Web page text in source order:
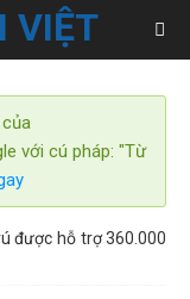
với cú pháp: "Từ
được hỗ trợ 360.000